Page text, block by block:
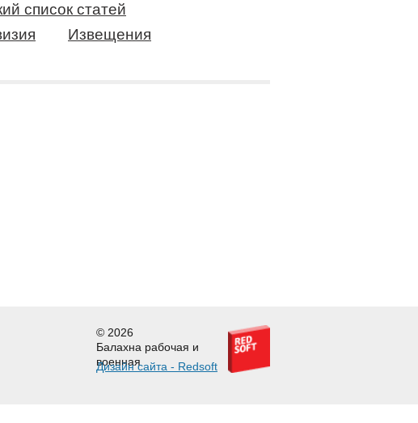
список статей
Извещения
© 2026
Балахна рабочая и
военная
Дизайн сайта - Redsoft